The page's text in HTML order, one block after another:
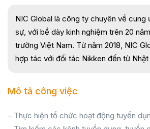
NIC Global là công ty chuyên về cung
sự, với bề dày kinh nghiệm trên 20
trường Việt Nam. Từ năm 2018, NIC
hợp tác với đối tác Nikken đến từ Nhật
Mô tả công việc
– Thực hiện tổ chức hoạt động tuyển